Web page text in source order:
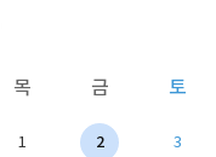
목 금 토
1 2 3